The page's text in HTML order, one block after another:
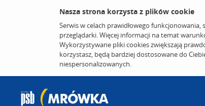
Nasza strona korzysta z plików cookie
Serwis w celach prawidłowego
przeglądarki. Więcej informacji na temat
Wykorzystywane pliki cookies zwiększają
korzystasz, będą bardziej dostosowane do
niespersonalizowanych.